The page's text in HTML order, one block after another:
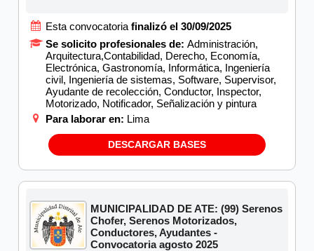
Esta convocatoria finalizó el 30/09/2025
Se solicito profesionales de: Administración,
Arquitectura,Contabilidad, Derecho, Economía,
Electrónica, Gastronomía, Informática, Ingeniería
civil, Ingeniería de sistemas, Software, Supervisor,
Ayudante de recolección, Conductor, Inspector,
Motorizado, Notificador, Señalización y pintura
Para laborar en: Lima
DESCARGAR BASES
MUNICIPALIDAD DE ATE: (99) Serenos
Chofer, Serenos Motorizados,
Conductores, Ayudantes -
Convocatoria agosto 2025